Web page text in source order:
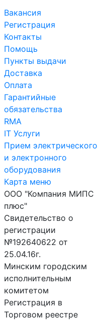
Вакансия
Регистрация
Контакты
Помощь
Пункты выдачи
Доставка
Оплата
Гарантийные
обязательства
RMA
IT Услуги
Прием электрического
и электронного
оборудования
Карта меню
ООО "Компания МИПС
плюс"
Свидетельство о
регистрации
№192640622 от
25.04.16г.
Минским городским
исполнительным
комитетом
Регистрация в
Торговом реестре